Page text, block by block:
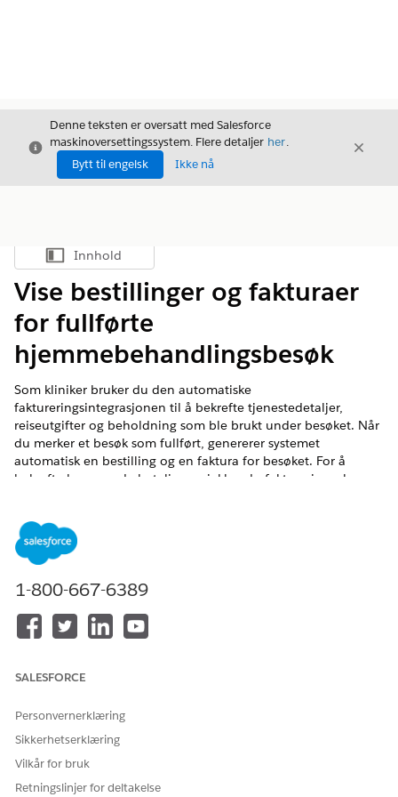
Avslutt
Denne teksten er oversatt med Salesforce
maskinoversettingssystem. Flere detaljer her.
Bytt til engelsk
Ikke nå
Avslutt
Vis innholdsfortegnelse
Innhold
Vise bestillinger og fakturaer
for fullførte
hjemmebehandlingsbesøk
Som kliniker bruker du den automatiske
faktureringsintegrasjonen til å bekrefte tjenestedetaljer,
reiseutgifter og beholdning som ble brukt under besøket. Når
du merker et besøk som fullført, genererer systemet
automatisk en bestilling og en faktura for besøket. For å
bekrefte kommende betalinger sjekker du faktureringsplanen
NØDVENDIGE UTGAVER
Tilgjengelig i Lightning Experience
Tilgjengelig i Enterprise og Unlimited Edition av Health
Cloud med Home Health- og Revenue Cloud Advanced-
lisensen eller tilleggslisensene Revenue Cloud Billing.
NØDVENDIG BRUKERTILLATELSE
faktura:
Finn og velg
og endre statusen til Fullført.
1-800-667-6389
SALESFORCE
Personvernerklæring
Sikkerhetserklæring
Vilkår for bruk
Retningslinjer for deltakelse